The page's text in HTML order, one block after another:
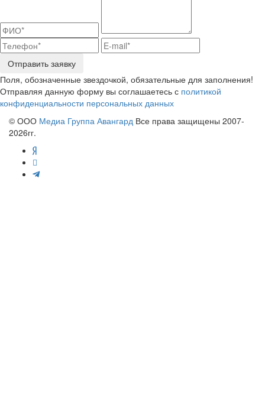
Отправить заявку
Поля, обозначенные звездочкой, обязательные для заполнения!
Отправляя данную форму вы соглашаетесь с политикой
конфиденциальности персональных данных
© ООО Медиа Группа Авангард Все права защищены 2007-
2026гг.